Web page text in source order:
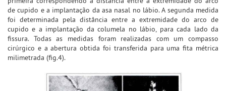
de cupido e a implantação da asa nasal no lábio. A segunda medida
foi determinada pela distância entre a extremidade do arco de
cupido e a implantação da columela no lábio, para cada lado da
fissura. Todas as medidas foram realizadas com um compasso
cirúrgico e a abertura obtida foi transferida para uma fita métrica
milimetrada (fig.4).